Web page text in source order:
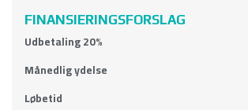
FINANSIERINGSFORSLAG
Udbetaling 20%
Månedlig ydelse
Løbetid